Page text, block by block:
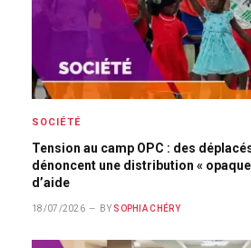
SOCIÉTÉ
Tension au camp OPC : des
dénoncent une distribution «
d’aide
18/07/2026 BY SOPHIA CHÉRY